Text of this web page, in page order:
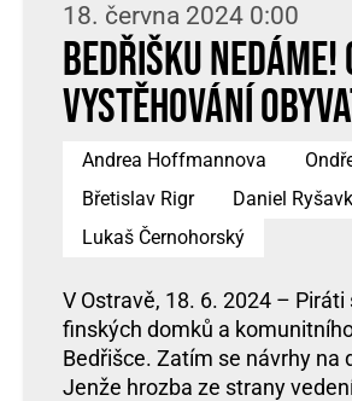
18. června 2024 0:00
Bedřišku
vystěhování
Andrea Hoffmannova
Břetislav Rigr
Daniel
Lukaš Černohorský
V Ostravě, 18. 6. 2024 –
finských domků a
Bedřišce. Zatím se návrhy
Jenže hrozba ze strany